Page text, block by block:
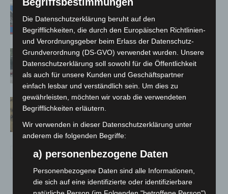
Mann läuft mit Hockeyschläger über
A7 – Polizei sucht Zeugen
Gasleitung bei McDonald’s-Umbau in
Langenhagen beschädigt
Hannover Klassik Open Air 2026:
Die Datenschutzerklärung beruht auf den
Begrifflichkeiten, die durch den Europäischen Richtlinien-
und Verordnungsgeber beim Erlass der Datenschutz-
Grundverordnung (DS-GVO) verwendet wurden. Unsere
Datenschutzerklärung soll sowohl für die Öffentlichkeit
als auch für unsere Kunden und Geschäftspartner
einfach lesbar und verständlich sein. Um dies zu
gewährleisten, möchten wir vorab die verwendeten
Begrifflichkeiten erläutern.
Wir verwenden in dieser Datenschutzerklärung unter
anderem die folgenden Begriffe:
a) personenbezogene Daten
Personenbezogene Daten sind alle Informationen,
die sich auf eine identifizierte oder identifizierbare